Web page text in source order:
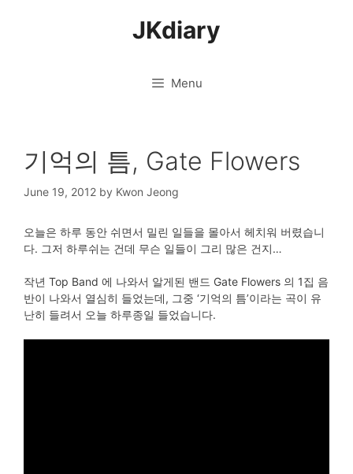
JKdiary
Menu
기억의 틈, Gate Flowers
June 19, 2012 by Kwon Jeong
오늘은 하루 동안 쉬면서 밀린 일들을 몰아서 헤치워 버렸습니
다. 그저 하루쉬는 건데 무슨 일들이 그리 많은 건지…
작년 Top Band 에 나와서 알게된 밴드 Gate Flowers 의 1집 음
반이 나와서 열심히 들었는데, 그중 ‘기억의 틈’이라는 곡이 유
난히 들려서 오늘 하루종일 들었습니다.